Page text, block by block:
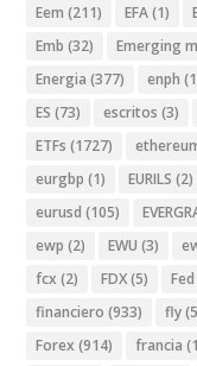
Eem (211) EFA(1)
Emb (32) Emerging
Energia (377) enph
ES (73) escritos (3)
ETFs (1727)
eurgbp (1) EURILS (2)
eurusd (105)
ewp (2) EWU (3)
fcx (2) FDX(5) Fed
financiero (933) fly
Forex (914) francia